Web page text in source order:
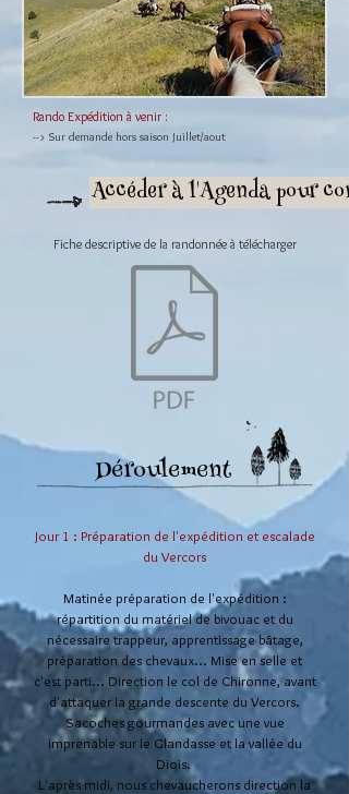
Rando Expédition à venir :
--> Sur demande hors saison Juillet/aout
Accéder à l'Agenda pour
Fiche descriptive de la randonnée à télécharger
Déroulement
Jour 1 : Préparation de l'expédition et escalade
du Vercors
Matinée préparation de l'expédition :
répartition du matériel de bivouac et du
nécessaire trappeur, apprentissage bâtage,
préparation des chevaux... Mise en selle et
c'est parti... Direction le col de Chironne, avant
d'attaquer la grande descente du Vercors.
Sacoches gourmandes avec une vue
imprenable sur le Glandasse et la vallée du
Diois.
L'après midi, nous chevaucherons direction la